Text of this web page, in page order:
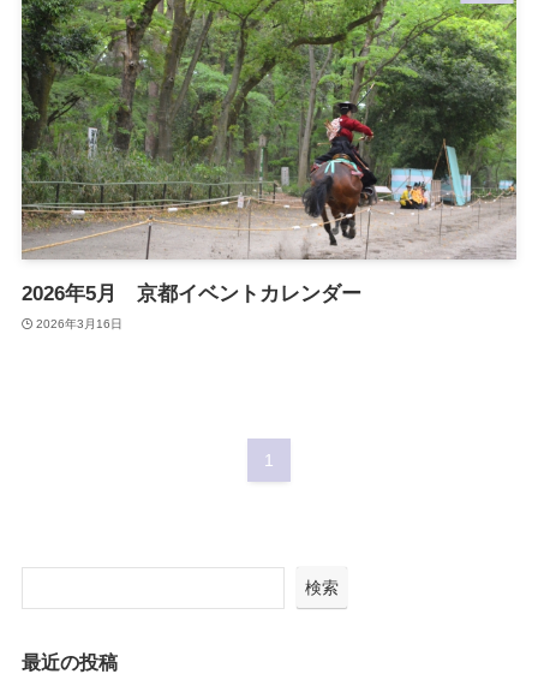
2026年5月 京都イベントカレンダー
2026年3月16日
1
検索
最近の投稿